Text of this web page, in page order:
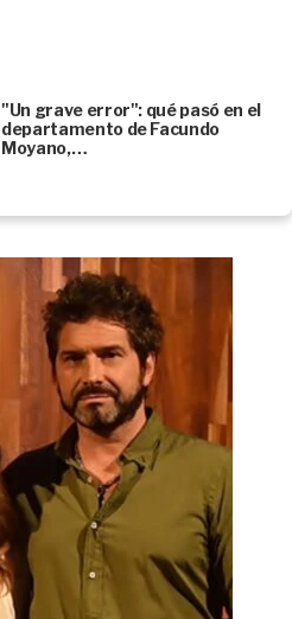
"Un grave error": qué pasó en el
departamento de Facundo
Moyano,…